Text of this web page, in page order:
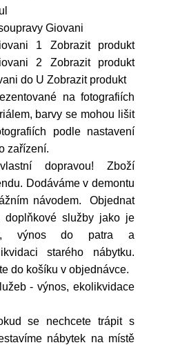
Giovani
1 Zobrazit produkt
2 Zobrazit produkt
do U Zobrazit produkt
na fotografiích
barvy se mohou lišit
podle nastavení
zařízení.
dopravou! Zboží
Dodáváme v demontu
návodem. Objednat
doplňkové služby jako je
výnos do patra a
starého nábytku.
do košíku v objednávce.
- výnos, ekolikvidace
se nechcete trápit s
nábytek na místě